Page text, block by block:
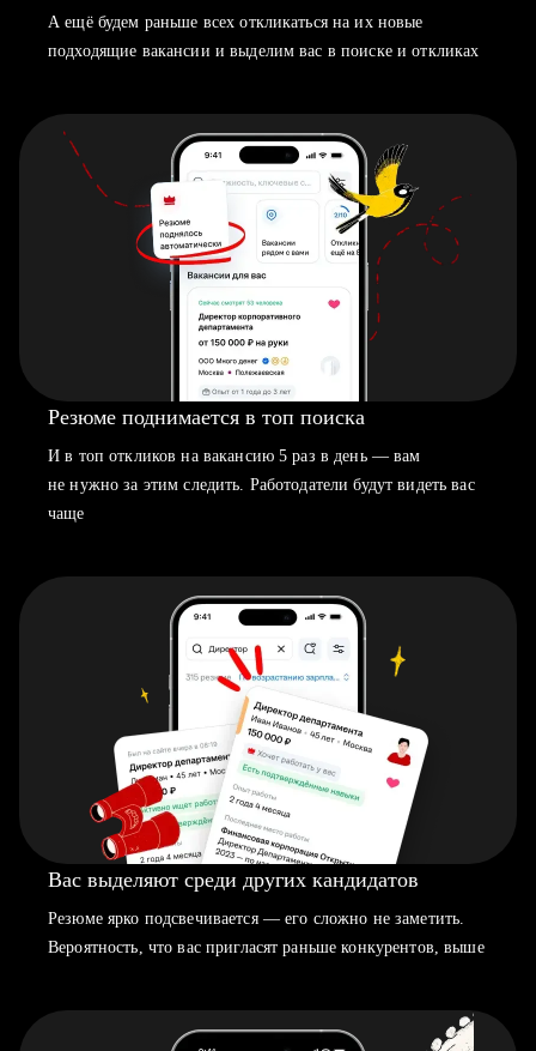
А ещё будем раньше всех откликаться на их новые
подходящие вакансии и выделим вас в поиске и откликах
Резюме поднимается в топ поиска
И в топ откликов на вакансию 5 раз в день — вам
не нужно за этим следить. Работодатели будут видеть вас
чаще
Вас выделяют среди других кандидатов
Резюме ярко подсвечивается — его сложно не заметить.
Вероятность, что вас пригласят раньше конкурентов, выше